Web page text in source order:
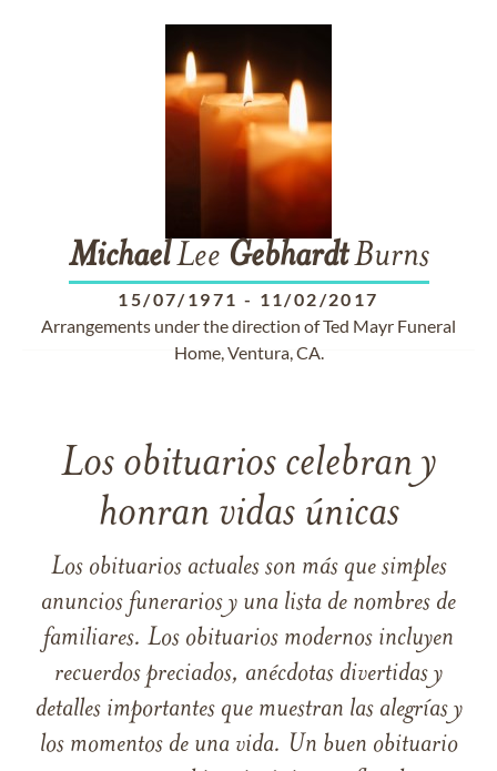
MichaelLee GebhardtBurns
15/07/1971 - 11/02/2017
Arrangements under the direction of Ted Mayr Funeral
Home, Ventura, CA.
Los obituarios celebran y
honran vidas únicas
Los obituarios actuales son más que simples
anuncios funerarios y una lista de nombres de
familiares. Los obituarios modernos incluyen
recuerdos preciados, anécdotas divertidas y
detalles importantes que muestran las alegrías y
los momentos de una vida. Un buen obituario